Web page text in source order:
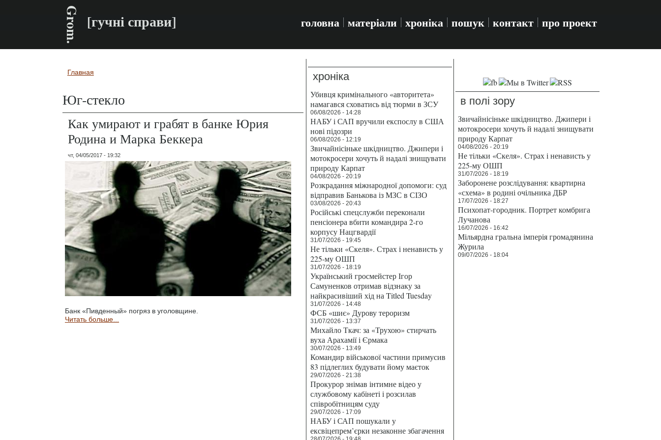
Grom. [гучні справи] головна матеріали хроніка пошук контакт про проект
Вы здесь
Главная
Юг-стекло
Как умирают и грабят в банке Юрия
Родина и Марка Беккера
чт, 04/05/2017 - 19:32
Банк «Пивденный» погряз в уголовщине.
Читать больше...
хроніка
Убивця кримінального «авторитета»
намагався сховатись від тюрми в ЗСУ
06/08/2026 - 14:28
НАБУ і САП вручили експослу в США
нові підозри
06/08/2026 - 12:19
Звичайнісіньке шкідництво. Джипери і
мотокросери хочуть й надалі знищувати
природу Карпат
04/08/2026 - 20:19
Розкрадання міжнародної допомоги: суд
відправив Банькова із МЗС в СІЗО
03/08/2026 - 20:43
Російські спецслужби переконали
пенсіонера вбити командира 2-го
корпусу Нацгвардії
31/07/2026 - 19:45
Не тільки «Скеля». Страх і ненависть у
225-му ОШП
31/07/2026 - 18:19
Український гросмейстер Ігор
Самуненков отримав відзнаку за
найкрасивіший хід на Titled Tuesday
31/07/2026 - 14:48
ФСБ «шиє» Дурову тероризм
31/07/2026 - 13:37
Михайло Ткач: за «Трухою» стирчать
вуха Арахамії і Єрмака
30/07/2026 - 13:49
Командир військової частини примусив
83 підлеглих будувати йому маєток
29/07/2026 - 21:38
Прокурор знімав інтимне відео у
службовому кабінеті і розсилав
співробітницям суду
29/07/2026 - 17:09
НАБУ і САП пошукали у
ексвіцепрем’єрки незаконне збагачення
в полі зору
Звичайнісіньке шкідництво. Джипери і
мотокросери хочуть й надалі знищувати
природу Карпат
04/08/2026 - 20:19
Не тільки «Скеля». Страх і ненависть у
225-му ОШП
31/07/2026 - 18:19
Заборонене розслідування: квартирна
«схема» в родині очільника ДБР
17/07/2026 - 18:27
Психопат-городник. Портрет комбрига
Лучанова
16/07/2026 - 16:42
Мільярдна гральна імперія громадянина
Журила
09/07/2026 - 18:04